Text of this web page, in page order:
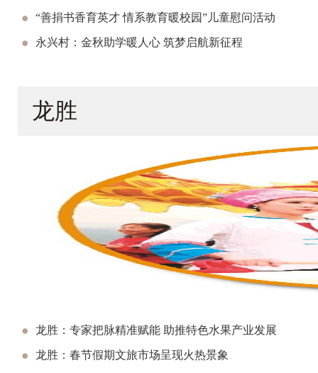
“善捐书香育英才 情系教育暖校园”儿童慰问活动‌
永兴村：金秋助学暖人心 筑梦启航新征程
龙胜
龙胜：专家把脉精准赋能 助推特色水果产业发展
龙胜：春节假期文旅市场呈现火热景象